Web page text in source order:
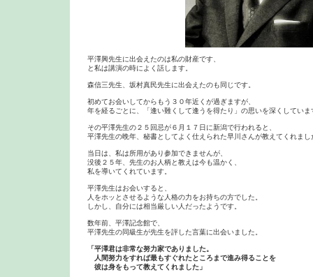
平澤興先生に出会えたのは私の財産です、
と私は講演の時によく話します。
森信三先生、坂村真民先生に出会えたのも同じです。
初めてお会いしてからもう３０年近くが過ぎますが、
年を経るごとに、「逢い難くして逢うを得たり」の思いを深くしていま
その平澤先生の２５回忌が６月１７日に新潟で行われると、
平澤先生の晩年、秘書としてよく仕えられた早川さんが教えてくれまし
当日は、私は所用があり参加できませんが、
没後２５年、先生のお人柄と教えは今も温かく、
私を導いてくれています。
平澤先生はお会いすると、
人をホッとさせるような人格の力をお持ちの方でした。
しかし、自分には相当厳しい人だったようです。
数年前、平澤記念館で、
平澤先生の同級生が先生を評した言葉に出会いました。
「平澤君は非常な努力家でありました。
人間努力をすれば最もすぐれたところまで進み得ることを